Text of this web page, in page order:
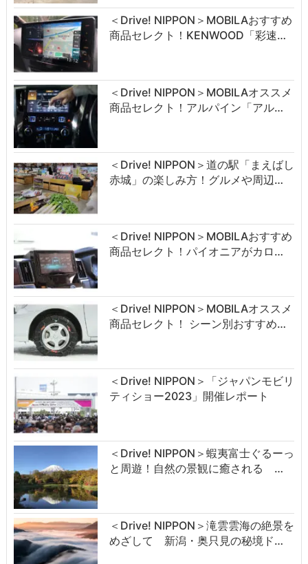
＜Drive! NIPPON＞MOBILAおすすめ
商品セレクト！KENWOOD「彩速…
＜Drive! NIPPON＞MOBILAオススメ
商品セレクト！アルパイン「アル…
＜Drive! NIPPON＞道の駅「まえばし
赤城」の楽しみ方！グルメや周辺…
＜Drive! NIPPON＞MOBILAおすすめ
商品セレクト！パイオニアがカロ…
＜Drive! NIPPON＞MOBILAオススメ
商品セレクト！ シーン別おすすめ…
＜Drive! NIPPON＞「ジャパンモビリ
ティショー2023」開催レポート
＜Drive! NIPPON＞蝦夷富士ぐるーっ
と周遊！自然の景観に癒される …
＜Drive! NIPPON＞滝雲雲海の絶景を
めざして 新潟・奥只見の秘境ド…